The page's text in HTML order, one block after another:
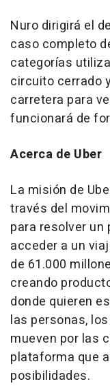
Nuro dirigirá el
caso completo
categorías
circuito cerrado
carretera para
funcionará de
Acerca de Uber
La misión de
través del
para resolver un
acceder a un
de 61.000
creando
donde quieren
las personas,
mueven por las
plataforma que
posibilidades.